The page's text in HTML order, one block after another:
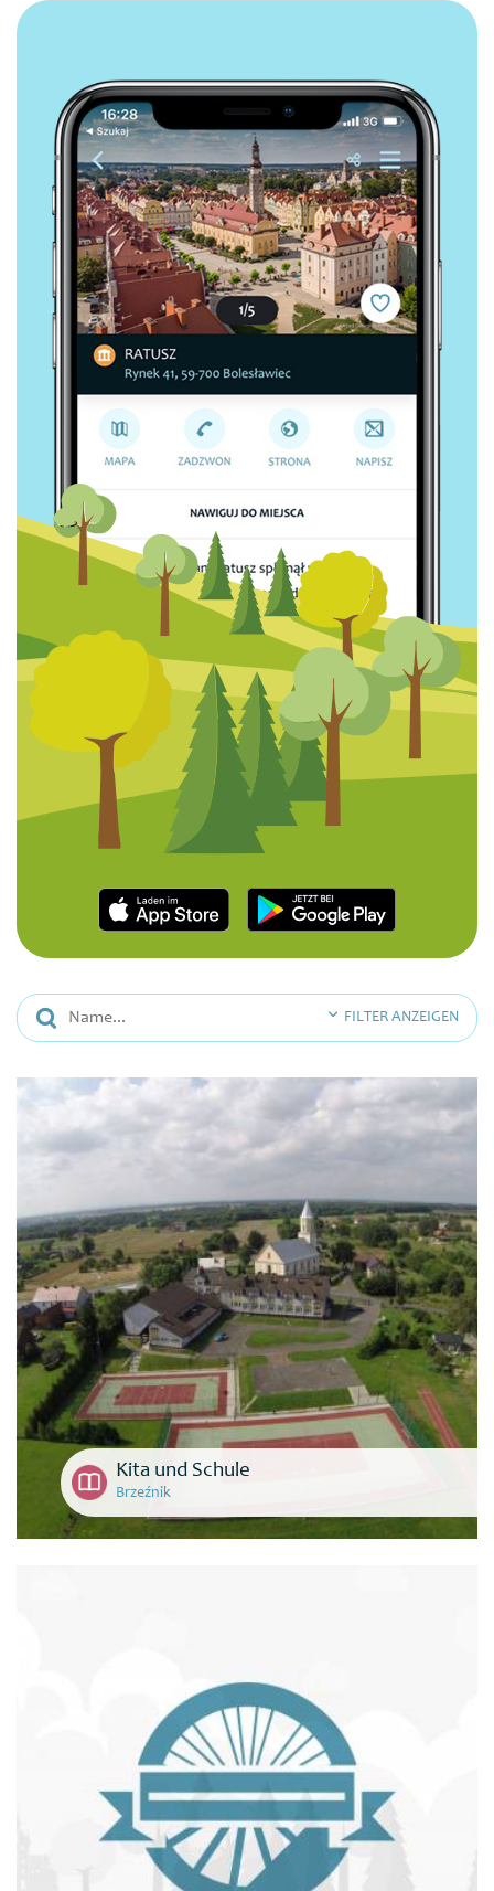
FILTER ANZEIGEN
Kita und Schule
Brzeźnik